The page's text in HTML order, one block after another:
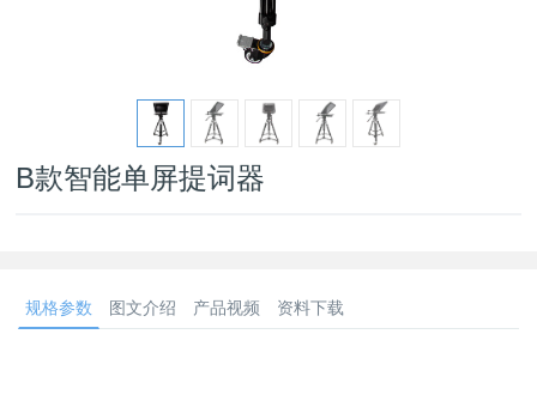
B款智能单屏提词器
规格参数 图文介绍 产品视频 资料下载